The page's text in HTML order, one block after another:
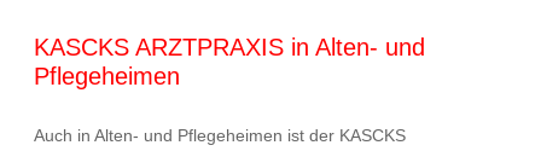
KASCKS ARZTPRAXIS in Alten- und
Pflegeheimen
Auch in Alten- und Pflegeheimen ist der KASCKS